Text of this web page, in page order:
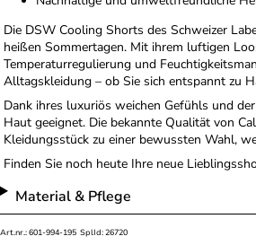
Die DSW Cooling Shorts des Schweizer
heißen Sommertagen. Mit ihrem luftigen
Temperaturregulierung und
Alltagskleidung – ob Sie sich entspannt zu
Dank ihres luxuriös weichen Gefühls und
Haut geeignet. Die bekannte Qualität von
Kleidungsstück zu einer bewussten Wahl,
Finden Sie noch heute Ihre neue
Material & Pflege
Art.nr.: 601-994-195 SplId: 26720